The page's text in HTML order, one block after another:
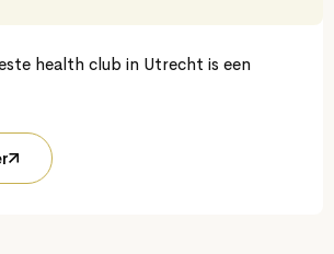
health club in Utrecht is een